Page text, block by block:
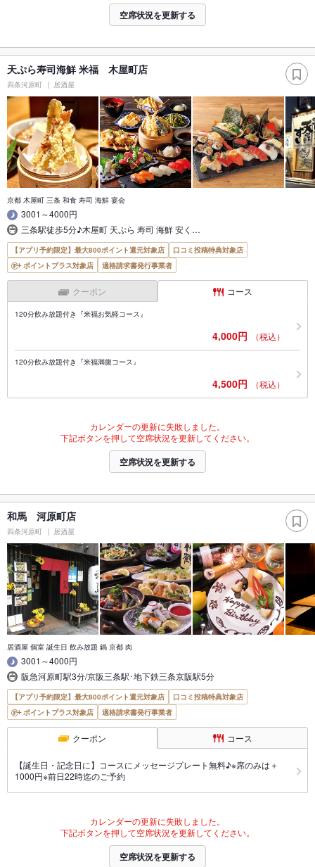
空席状況を更新する
天ぷら寿司海鮮 米福 木屋町店
四条河原町 居酒屋
京都 木屋町 三条 和食 寿司 海鮮 宴会
3001～4000円
三条駅徒歩5分♪木屋町 天ぷら 寿司 海鮮 安く…
【アプリ予約限定】最大800ポイント還元対象店
口コミ投稿特典対象店
ポイントプラス対象店
適格請求書発行事業者
クーポン コース
120分飲み放題付き『米福お気軽コース』
4,000円 （税込）
120分飲み放題付き『米福満腹コース』
4,500円 （税込）
カレンダーの更新に失敗しました。
下記ボタンを押して空席状況を更新してください。
空席状況を更新する
和馬 河原町店
四条河原町 居酒屋
居酒屋 個室 誕生日 飲み放題 鍋 京都 肉
3001～4000円
阪急河原町駅3分/京阪三条駅･地下鉄三条京阪駅5分
【アプリ予約限定】最大800ポイント還元対象店
口コミ投稿特典対象店
ポイントプラス対象店
適格請求書発行事業者
クーポン コース
【誕生日・記念日に】コースにメッセージプレート無料♪※席のみは＋
1000円※前日22時迄のご予約
カレンダーの更新に失敗しました。
下記ボタンを押して空席状況を更新してください。
空席状況を更新する